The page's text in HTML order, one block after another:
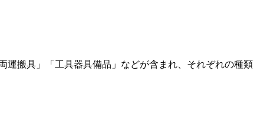
運搬具」「工具器具備品」などが含まれ、それぞれの種類